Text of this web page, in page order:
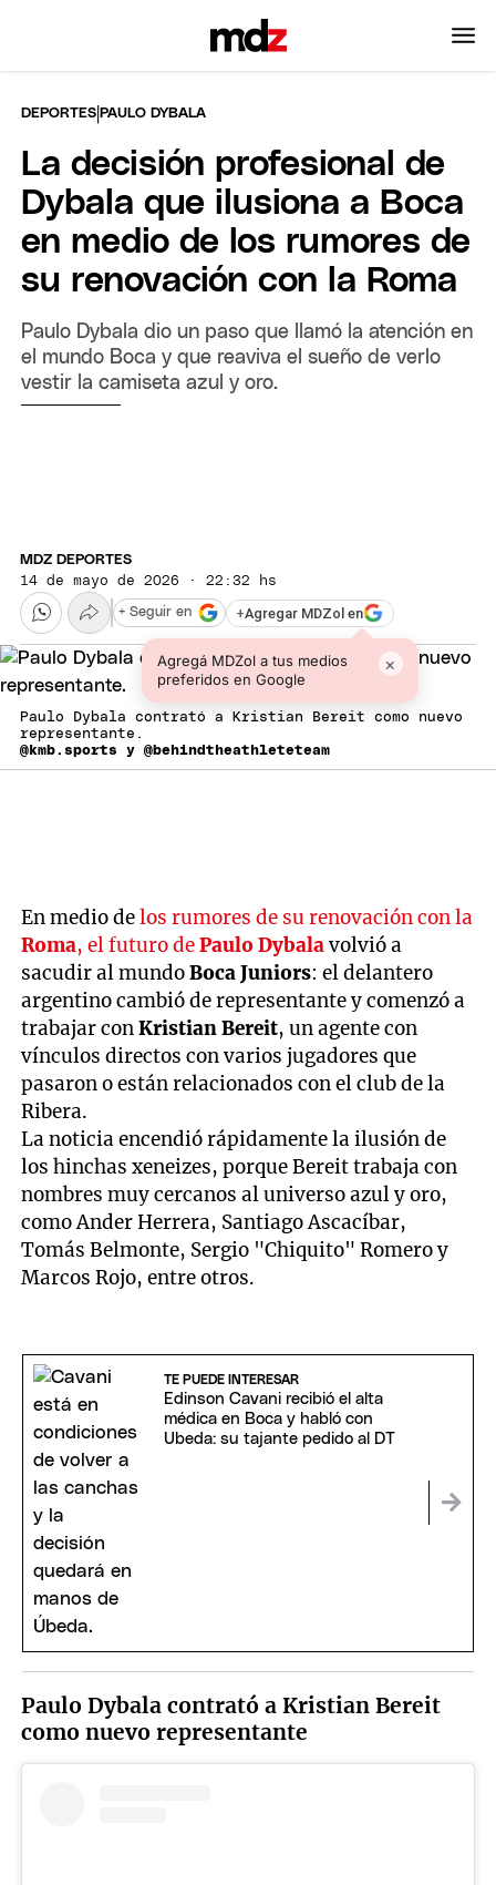
DEPORTES |PAULO DYBALA
La decisión profesional de
Dybala que ilusiona a Boca
en medio de los rumores de
su renovación con la Roma
Paulo Dybala dio un paso que llamó la atención en
el mundo Boca y que reaviva el sueño de verlo
vestir la camiseta azul y oro.
MDZ DEPORTES
14 de mayo de 2026 · 22:32 hs
+Agregar MDZol en
Agregá MDZol a tus medios
preferidos en Google
×
+ Seguir en
Paulo Dybala contrató a Kristian Bereit como nuevo
representante.
@kmb.sports y @behindtheathleteteam
En medio delos rumores de su renovación con la
Roma, el futuro dePaulo Dybalavolvió a
sacudir al mundoBoca Juniors: el delantero
argentino cambió de representante y comenzó a
trabajar conKristian Bereit, un agente con
vínculos directos con varios jugadores que
pasaron o están relacionados con el club de la
Ribera.
La noticia encendió rápidamente la ilusión de
los hinchas xeneizes, porque Bereit trabaja con
nombres muy cercanos al universo azul y oro,
como Ander Herrera, Santiago Ascacíbar,
Tomás Belmonte, Sergio "Chiquito" Romero y
Marcos Rojo, entre otros.
TE PUEDE INTERESAR
Edinson Cavani recibió el alta
médica en Boca y habló con
Ubeda: su tajante pedido al DT
Paulo Dybala contrató a Kristian Bereit
como nuevo representante